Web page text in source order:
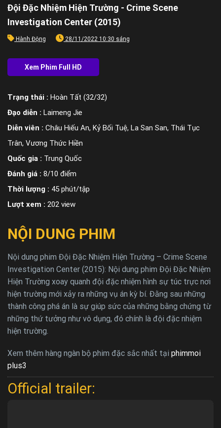
Đội Đặc Nhiệm Hiện Trường - Crime Scene
Investigation Center (2015)
Hành Động 28/11/2022 10:30 sáng
Trạng thái : Hoàn Tất (32/32)
Đạo diễn : Laimeng Jie
Diễn viên : Châu Hiếu An, Kỷ Bối Tuệ, La San San, Thái Tục
Trân, Vương Thức Hiền
Quốc gia : Trung Quốc
Đánh giá : 8/10 điểm
Thời lượng : 45 phút/tập
Lượt xem : 202 view
NỘI DUNG PHIM
Nội dung phim Đội Đặc Nhiệm Hiện Trường – Crime Scene
Investigation Center (2015): Nội dung phim Đội Đặc Nhiệm
Hiện Trường xoay quanh đội đặc nhiệm hình sự túc trực nơi
hiện trường mới xảy ra những vụ án kỳ bí. Đằng sau những
thành công phá án là sự giúp sức của những bằng chứng từ
những thứ tưởng như vô dụng, đó chính là đội đặc nhiệm
hiện trường.
Xem thêm hàng ngàn bộ phim đặc sắc nhất tại phimmoi
plus3
Official trailer: